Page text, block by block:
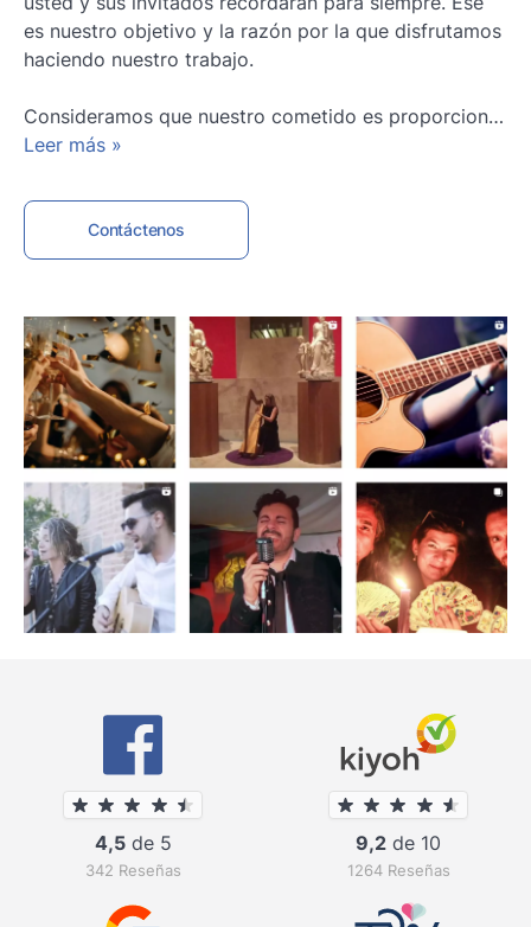
es nuestro objetivo y la razón por la que disfrutamos
haciendo nuestro trabajo.
Consideramos que nuestro cometido es proporcionar
el servicio más adecuado para cada evento. Esto lo
necesidades y el presupuesto del que dispone.
Leer más »
Contáctenos
4,5de 5
342 Reseñas
9,2 de 10
1264 Reseñas